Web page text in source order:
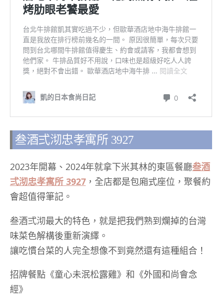
叁酒弍沏忠孝寓所 3927
2023年開幕、2024年就拿下米其林的東區餐廳叁酒
弍沏忠孝寓所 3927 ，全店都是包廂式座位，聚餐約
會超值得筆記。
叁酒弍沏最大的特色，就是把我們熟到爛掉的台灣
味菜色解構後重新演繹。
讓吃慣台菜的人完全想像不到竟然還有這種組合！
招牌餐點《童心未泯松露雞》和《外國和尚會念
經》